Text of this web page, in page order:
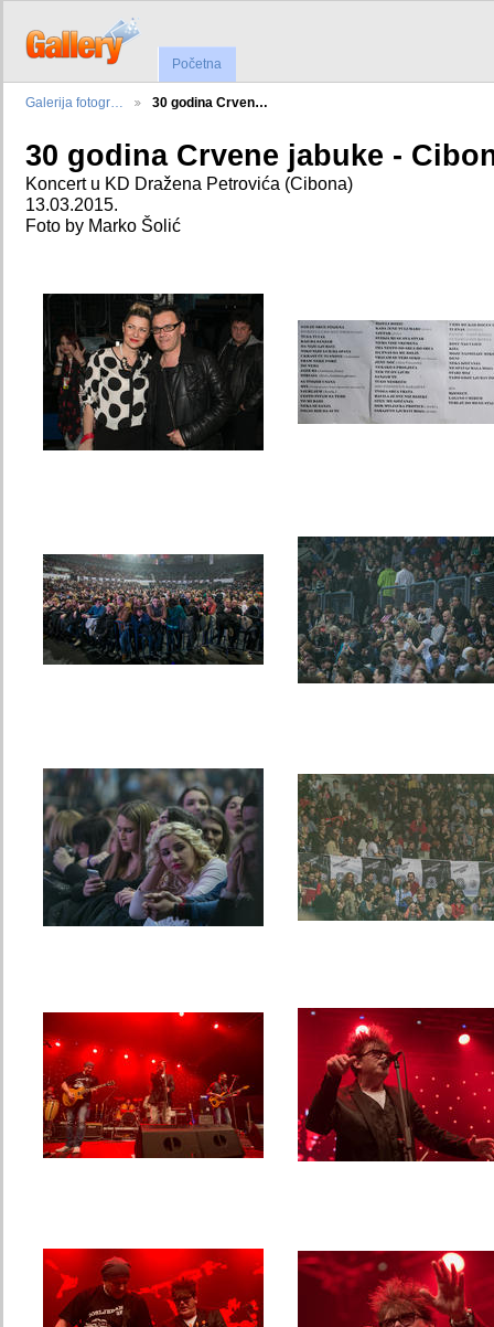
Početna
Galerija fotogr… 30 godina Crven…
30 godina Crvene jabuke -
Koncert u KD Dražena Petrovića (Cibona)
13.03.2015.
Foto by Marko Šolić